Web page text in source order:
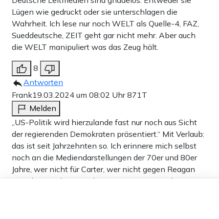
Lügen wie gedruckt oder sie unterschlagen die
Wahrheit. Ich lese nur noch WELT als Quelle-4, FAZ,
Sueddeutsche, ZEIT geht gar nicht mehr. Aber auch
die WELT manipuliert was das Zeug hält.
8
Antworten
Frank19.03.2024 um 08:02 Uhr871T
Melden
„US-Politik wird hierzulande fast nur noch aus Sicht
der regierenden Demokraten präsentiert.“ Mit Verlaub:
das ist seit Jahrzehnten so. Ich erinnere mich selbst
noch an die Mediendarstellungen der 70er und 80er
Jahre, wer nicht für Carter, wer nicht gegen Reagan
war, der war dumm und quasi irre. Zu Zeiten der